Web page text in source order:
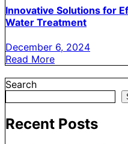
Innovative Solutions for
Water Treatment
December 6, 2024
Read More
Search
Recent Posts